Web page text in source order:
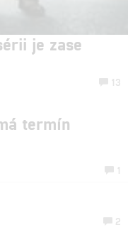
je zase
13
termín
1
2